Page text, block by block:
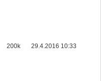
200k 29.4.2016 10:33